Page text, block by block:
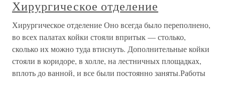
Хирургическое отделение
Хирургическое отделение Оно всегда было переполнено,
во всех палатах койки стояли впритык — столько,
сколько их можно туда втиснуть. Дополнительные койки
стояли в коридоре, в холле, на лестничных площадках,
вплоть до ванной, и все были постоянно заняты.Работы